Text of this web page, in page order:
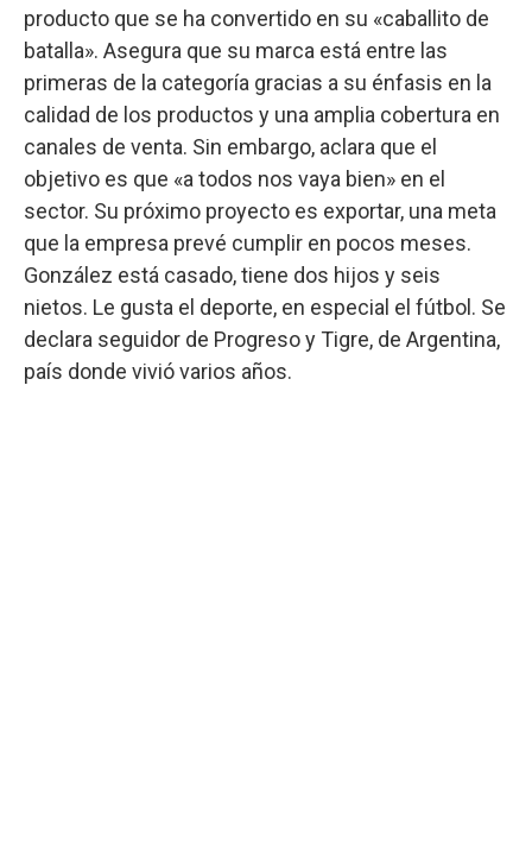
producto que se ha convertido en su «caballito de
batalla». Asegura que su marca está entre las
primeras de la categoría gracias a su énfasis en la
calidad de los productos y una amplia cobertura en
canales de venta. Sin embargo, aclara que el
objetivo es que «a todos nos vaya bien» en el
sector. Su próximo proyecto es exportar, una meta
que la empresa prevé cumplir en pocos meses.
González está casado, tiene dos hijos y seis
nietos. Le gusta el deporte, en especial el fútbol. Se
declara seguidor de Progreso y Tigre, de Argentina,
país donde vivió varios años.